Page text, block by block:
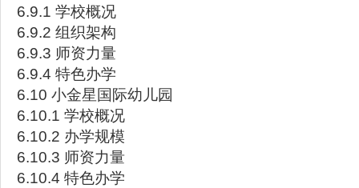
6.9.1 学校概况
6.9.2 组织架构
6.9.3 师资力量
6.9.4 特色办学
6.10 小金星国际幼儿园
6.10.1 学校概况
6.10.2 办学规模
6.10.3 师资力量
6.10.4 特色办学